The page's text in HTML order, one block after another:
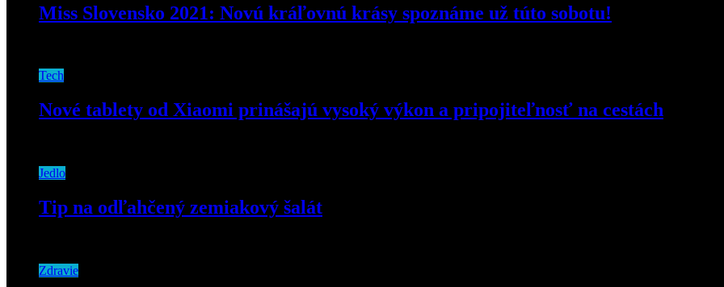
Miss Slovensko 2021: Novú kráľovnú krásy spoznáme už túto sobotu!
Tech
Nové tablety od Xiaomi prinášajú vysoký výkon a pripojiteľnosť na cestách
Jedlo
Tip na odľahčený zemiakový šalát
Zdravie